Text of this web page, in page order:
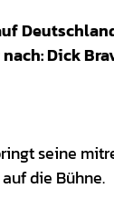
Dick
seine
die Bühne.